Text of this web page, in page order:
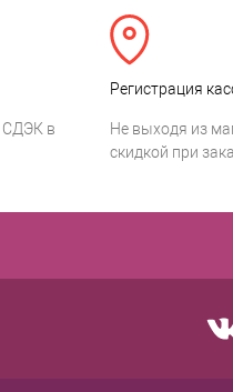
СДЭК в
Регистрация
Не выходя из
скидкой при